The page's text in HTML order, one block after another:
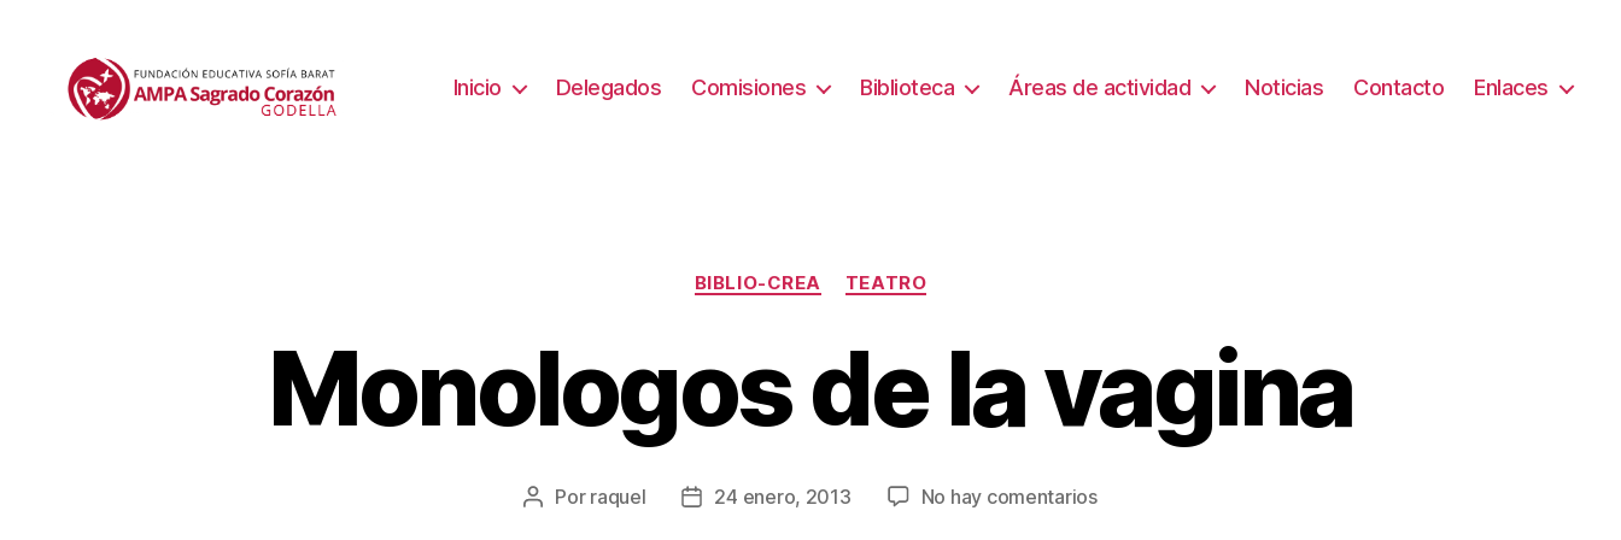
Inicio Delegados Comisiones Biblioteca Áreas de actividad Noticias Contacto Enlaces
Categorías
BIBLIO-CREA TEATRO
Monologos de la vagina
Autor
Por raquel
Fecha24 enero, 2013 No hay comentariosen